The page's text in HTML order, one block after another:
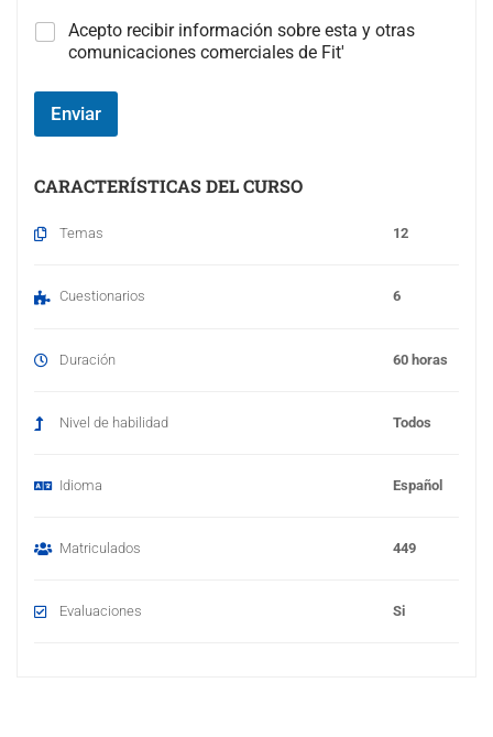
C
p
#
(
c
p
)
Acepto recibir información sobre esta y otras
comunicaciones comerciales de Fit'
Enviar
CARACTERÍSTICAS DEL CURSO
Temas 12
Cuestionarios 6
Duración 60 horas
Nivel de habilidad Todos
Idioma Español
Matriculados 449
Evaluaciones Si